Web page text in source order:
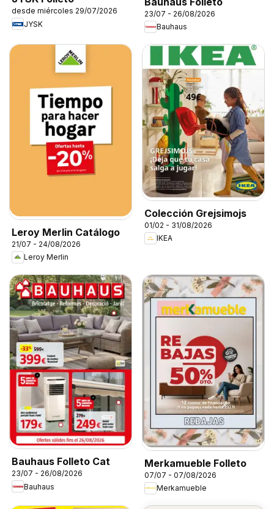
desde miércoles 29/07/2026
JYSK
23/07 - 26/08/2026
Bauhaus
Leroy Merlin Catálogo
21/07 - 24/08/2026
Leroy Merlin
Colección Grejsimojs
01/02 - 31/08/2026
IKEA
Bauhaus Folleto Cat
23/07 - 26/08/2026
Bauhaus
Merkamueble Folleto
07/07 - 07/08/2026
Merkamueble